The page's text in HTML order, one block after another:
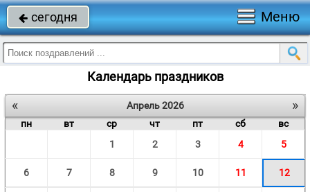
 сегодня Меню
Календарь праздников
« »
Апрель 2026
пн
вт ср чт пт сб
вс
1
2 3 4 5
6 7 8 9 10 11 12